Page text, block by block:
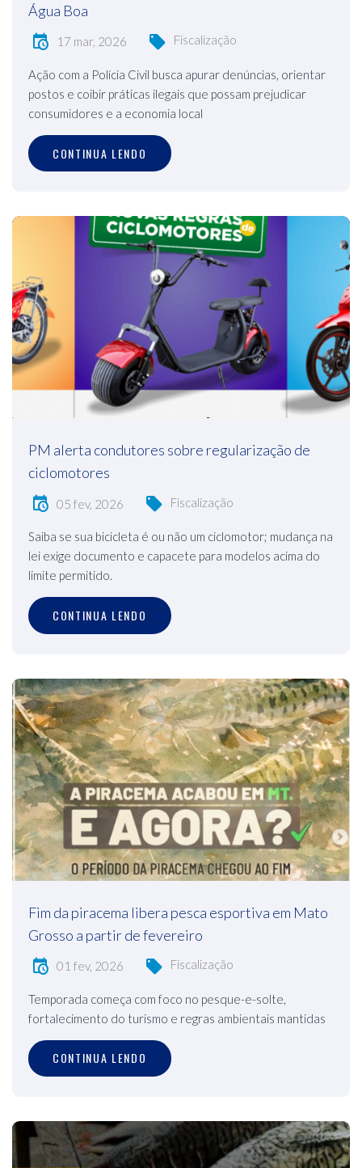
Água Boa
17 mar, 2026 Fiscalização
Ação com a Polícia Civil busca apurar denúncias, orientar
postos e coibir práticas ilegais que possam prejudicar
consumidores e a economia local
CONTINUA LENDO
PM alerta condutores sobre regularização de
ciclomotores
05 fev, 2026 Fiscalização
Saiba se sua bicicleta é ou não um ciclomotor; mudança na
lei exige documento e capacete para modelos acima do
limite permitido.
CONTINUA LENDO
Fim da piracema libera pesca esportiva em Mato
Grosso a partir de fevereiro
01 fev, 2026 Fiscalização
Temporada começa com foco no pesque-e-solte,
fortalecimento do turismo e regras ambientais mantidas
CONTINUA LENDO